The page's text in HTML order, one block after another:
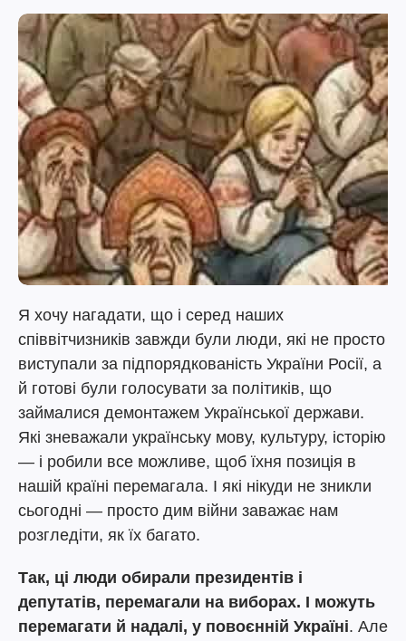
Я хочу нагадати, що і серед наших
співвітчизників завжди були люди, які не просто
виступали за підпорядкованість України Росії, а
й готові були голосувати за політиків, що
займалися демонтажем Української держави.
Які зневажали українську мову, культуру, історію
— і робили все можливе, щоб їхня позиція в
нашій країні перемагала. І які нікуди не зникли
сьогодні — просто дим війни заважає нам
розгледіти, як їх багато.
Так, ці люди обирали президентів і
депутатів, перемагали на виборах. І можуть
перемагати й надалі, у повоєнній Україні. Але